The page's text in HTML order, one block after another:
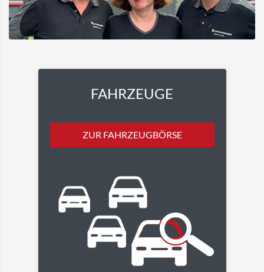
FAHRZEUGE
ZUR FAHRZEUGBÖRSE